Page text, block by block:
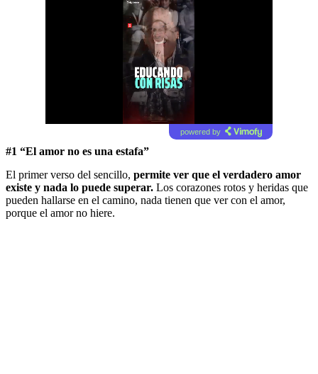
powered by
#1 “El amor no es una estafa”
El primer verso del sencillo, permite ver que el verdadero amor
existe y nada lo puede superar. Los corazones rotos y heridas que
pueden hallarse en el camino, nada tienen que ver con el amor,
porque el amor no hiere.